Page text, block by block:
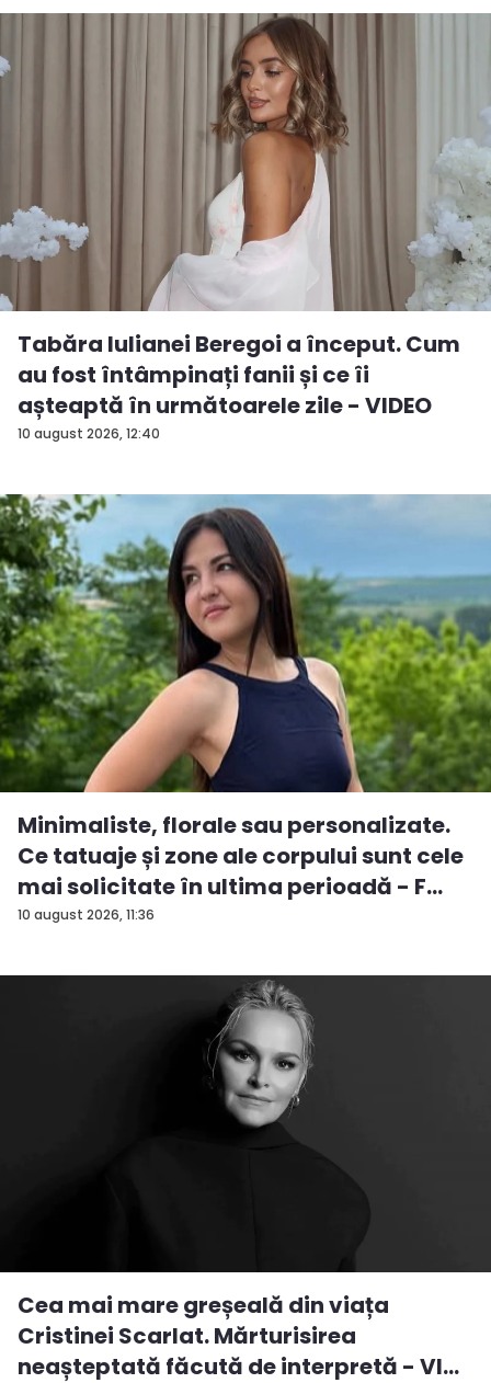
10 august 2026, 12:40
Tabăra Iulianei Beregoi a început. Cum
au fost întâmpinați fanii și ce îi
așteaptă în următoarele zile - VIDEO
10 august 2026, 11:36
Minimaliste, florale sau personalizate.
Ce tatuaje și zone ale corpului sunt cele
mai solicitate în ultima perioadă - F...
Cea mai mare greșeală din viața
Cristinei Scarlat. Mărturisirea
neașteptată făcută de interpretă - VI...